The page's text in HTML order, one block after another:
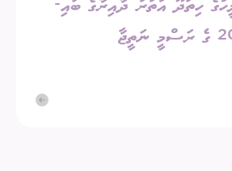
ހިތަދޫ އުތުރު ދާއިރާގެ ބައި-